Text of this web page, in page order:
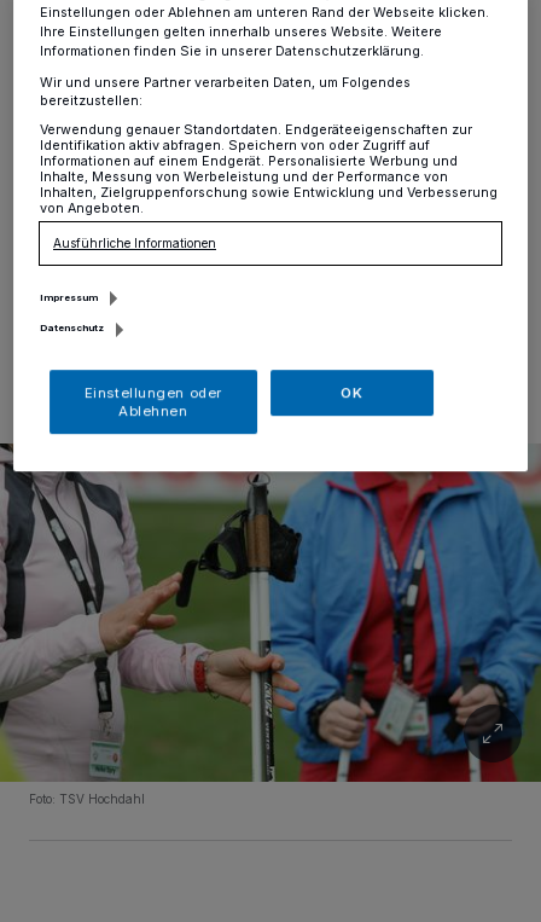
Ziel eines Präventionskurses ist es, das
Gesundheitsbewusstsein für Bewegung Schritt für
Lebensstil zu entwickeln. Das zwölfwöchige Angebot
des TSV Hochdahl richtet sich an Neu- und
Wiedereinsteiger in diese Sportart zum Erlernen der
Nordic-Walking Technik. Stöcke werden vom
Veranstalter gestellt.
19.05.2026 , 14:44 Uhr
Foto: TSV Hochdahl
Einstellungen oder Ablehnen am unteren Rand der Webseite klicken.
Ihre Einstellungen gelten innerhalb unseres Website. Weitere
Informationen finden Sie in unserer Datenschutzerklärung.
Wir und unsere Partner verarbeiten Daten, um Folgendes
bereitzustellen:
Verwendung genauer Standortdaten. Endgeräteeigenschaften zur
Identifikation aktiv abfragen. Speichern von oder Zugriff auf
Informationen auf einem Endgerät. Personalisierte Werbung und
Inhalte, Messung von Werbeleistung und der Performance von
Inhalten, Zielgruppenforschung sowie Entwicklung und Verbesserung
von Angeboten.
Ausführliche Informationen
Impressum
Datenschutz
Einstellungen oder
Ablehnen
OK